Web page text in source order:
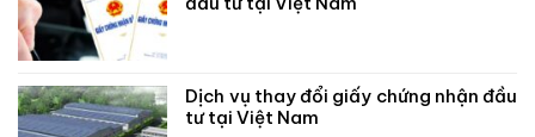
Dịch vụ thay đổi giấy chứng nhận đầu
tư tại Việt Nam